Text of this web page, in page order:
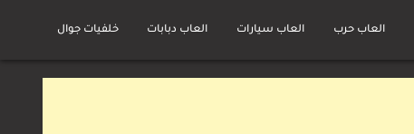
العاب حرب العاب سيارات العاب دبابات خلفيات جوال